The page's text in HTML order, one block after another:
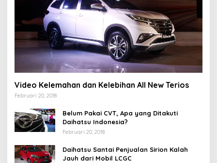
Video Kelemahan dan Kelebihan All New Terios
Februari 20, 2018
Belum Pakai CVT, Apa yang Ditakuti
Daihatsu Indonesia?
Februari 20, 2018
Daihatsu Santai Penjualan Sirion Kalah
Jauh dari Mobil LCGC